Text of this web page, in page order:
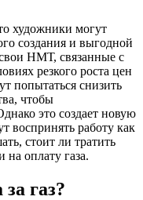
художники могут
создания и выгодной
НМТ, связанные с
резкого роста цен
попытаться снизить
чтобы
это создает новую
воспринять работу как
стоит ли тратить
оплату газа.
газ?